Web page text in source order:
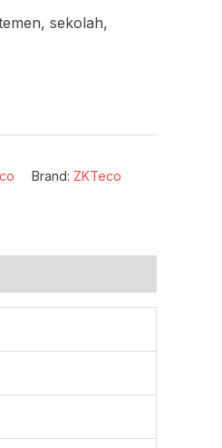
sekolah,
Brand: ZKTeco